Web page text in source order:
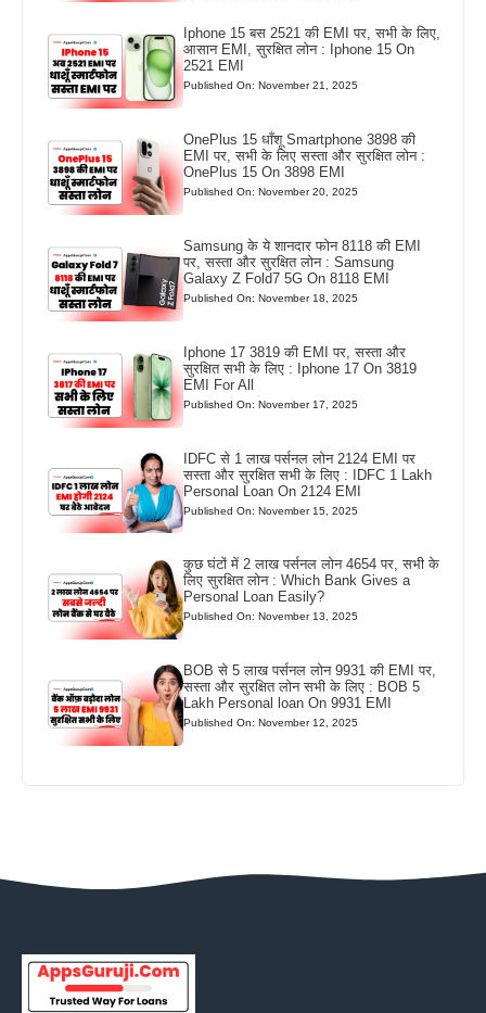
Iphone 15 बस 2521 की EMI पर, सभी के लिए,
आसान EMI, सुरक्षित लोन : Iphone 15 On
2521 EMI
Published On: November 21, 2025
OnePlus 15 धाँशू Smartphone 3898 की
EMI पर, सभी के लिए सस्ता और सुरक्षित लोन :
OnePlus 15 On 3898 EMI
Published On: November 20, 2025
Samsung के ये शानदार फोन 8118 की EMI
पर, सस्ता और सुरक्षित लोन : Samsung
Galaxy Z Fold7 5G On 8118 EMI
Published On: November 18, 2025
Iphone 17 3819 की EMI पर, सस्ता और
सुरक्षित सभी के लिए : Iphone 17 On 3819
EMI For All
Published On: November 17, 2025
IDFC से 1 लाख पर्सनल लोन 2124 EMI पर
सस्ता और सुरक्षित सभी के लिए : IDFC 1 Lakh
Personal Loan On 2124 EMI
Published On: November 15, 2025
कुछ घंटों में 2 लाख पर्सनल लोन 4654 पर, सभी के
लिए सुरक्षित लोन : Which Bank Gives a
Personal Loan Easily?
Published On: November 13, 2025
BOB से 5 लाख पर्सनल लोन 9931 की EMI पर,
सस्ता और सुरक्षित लोन सभी के लिए : BOB 5
Lakh Personal loan On 9931 EMI
Published On: November 12, 2025